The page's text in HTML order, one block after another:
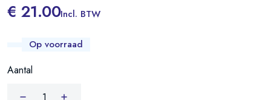
€ 21.00Incl. BTW
Op voorraad
Aantal